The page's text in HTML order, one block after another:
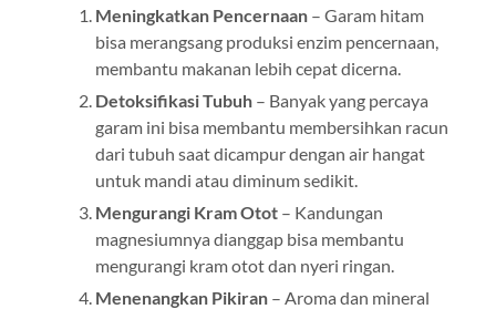
Meningkatkan Pencernaan– Garam hitam
bisa merangsang produksi enzim pencernaan,
membantu makanan lebih cepat dicerna.
Detoksifikasi Tubuh– Banyak yang percaya
garam ini bisa membantu membersihkan racun
dari tubuh saat dicampur dengan air hangat
untuk mandi atau diminum sedikit.
Mengurangi Kram Otot– Kandungan
magnesiumnya dianggap bisa membantu
mengurangi kram otot dan nyeri ringan.
Menenangkan Pikiran– Aroma dan mineral